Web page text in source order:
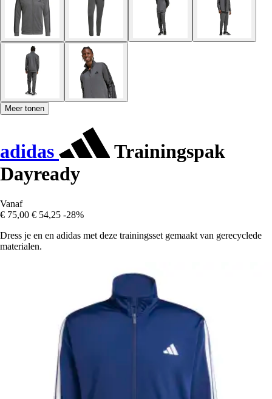
Meer tonen
adidas
Trainingspak
Dayready
Vanaf
€ 75,00 € 54,25 -28%
Dress je en en adidas met deze trainingsset gemaakt van gerecyclede
materialen.